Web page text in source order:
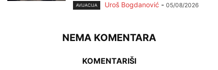
AVIJACIJA Uroš Bogdanović - 05/08/2026
NEMA KOMENTARA
KOMENTARIŠI